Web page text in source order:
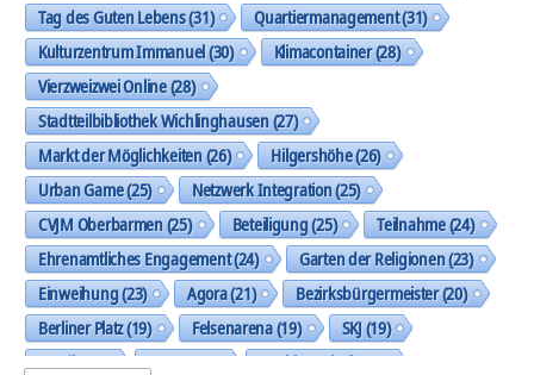
Tag des Guten Lebens(31) Quartiermanagement(31)
Kulturzentrum Immanuel(30) Klimacontainer(28)
Vierzweizwei Online(28)
Stadtteilbibliothek Wichlinghausen(27)
Markt der Möglichkeiten(26) Hilgershöhe(26)
Urban Game(25) Netzwerk Integration(25)
CVJM Oberbarmen(25) Beteiligung(25) Teilnahme(24)
Ehrenamtliches Engagement(24) Garten der Religionen(23)
Einweihung(23) Agora(21) Bezirksbürgermeister(20)
Berliner Platz(19) Felsenarena(19) SKJ(19)
Musik(19) Trasse(19) Nachbarschaft(19)